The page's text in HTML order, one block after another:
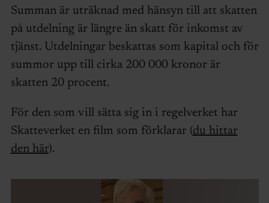
Summan är uträknad med hänsyn till att skatten
på utdelning är längre än skatt för inkomst av
tjänst. Utdelningar beskattas som kapital och för
summor upp till cirka 200 000 kronor är
skatten 20 procent.
För den som vill sätta sig in i regelverket har
Skatteverket en film som förklarar (du hittar
den här).